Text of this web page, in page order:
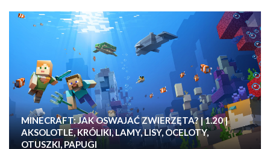
MINECRAFT: JAK OSWAJAĆ ZWIERZĘTA? | 1.20 |
AKSOLOTLE, KRÓLIKI, LAMY, LISY, OCELOTY,
OTUSZKI, PAPUGI